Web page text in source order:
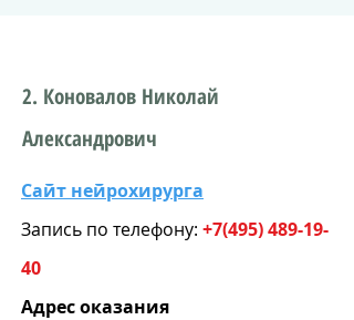
2. Коновалов Николай
Александрович
Сайт нейрохирурга
Запись по телефону: +7(495) 489-19-
40
Адрес оказания